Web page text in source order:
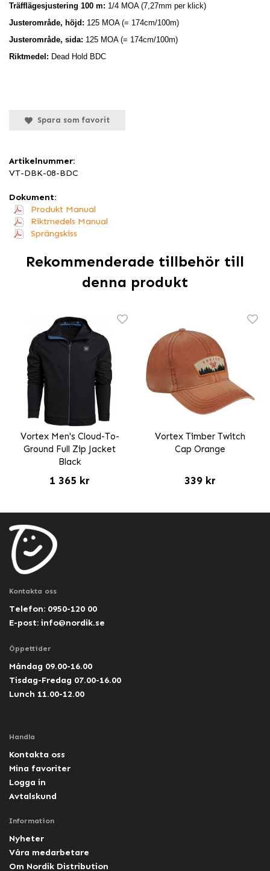
Träfflägesjustering 100 m: 1/4 MOA (7,27mm per klick)
Justerområde, höjd: 125 MOA (= 174cm/100m)
Justerområde, sida: 125 MOA (= 174cm/100m)
Riktmedel: Dead Hold BDC
Spara som favorit
Artikelnummer:
VT-DBK-08-BDC
Dokument:
Produkt Manual
Riktmedels Manual
Sprängskiss
Rekommenderade tillbehör till
denna produkt
Vortex Men's Cloud-To-
Ground Full Zip Jacket
Black
1 365 kr
Vortex Timber Twitch
Cap Orange
339 kr
Kontakta oss
Telefon: 0950-120 00
E-post: info@nordik.se
Öppettider
Måndag 09.00-16.00
Tisdag-Fredag 07.00-16.00
Lunch 11.00-12.00
Handla
Kontakta oss
Mina favoriter
Logga in
Avtalskund
Information
Nyheter
Våra medarbetare
Om Nordik Distribution